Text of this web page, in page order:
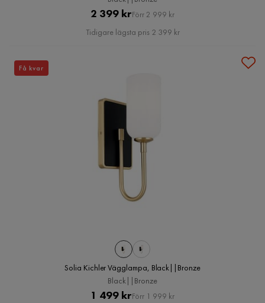
Pris
2 399 krOriginal
Pris
Förr 2 999 kr
Tidigare lägsta pris 2 399 kr
Solia Kichler Vägglampa, Black||Bronze
Black||Bronze
Pris
1 499 krOriginal
Förr 1 999 kr
Få kvar